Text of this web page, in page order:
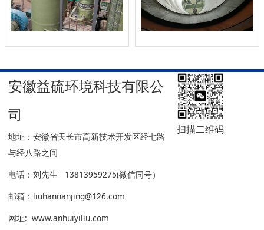
安徽益硫环境科技有限公
司
地址：安徽省天长市高新技术开发区经七路
与经八路之间
电话：刘先生 13813959275(微信同号）
邮箱：liuhannanjing@126.com
网址: www.anhuiyiliu.com
扫描二维码